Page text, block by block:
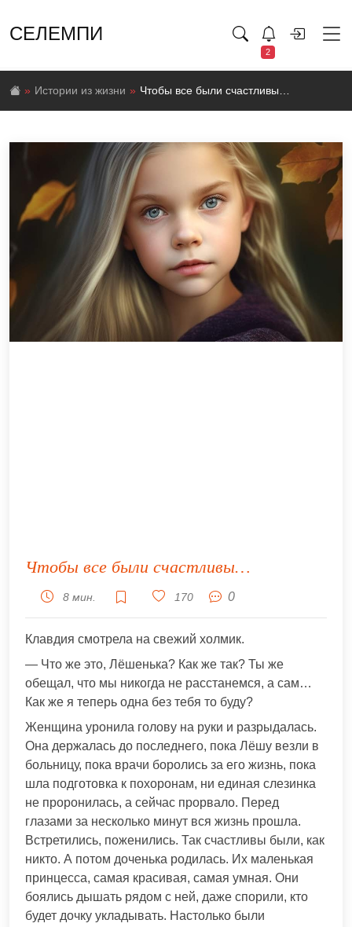
СЕЛЕМПИ
2
Истории из жизни Чтобы все были счастливы…
Чтобы все были счастливы…
8 мин. 170 0
Клавдия смотрела на свежий холмик.
— Что же это, Лёшенька? Как же так? Ты же
обещал, что мы никогда не расстанемся, а сам…
Как же я теперь одна без тебя то буду?
Женщина уронила голову на руки и разрыдалась.
Она держалась до последнего, пока Лёшу везли в
больницу, пока врачи боролись за его жизнь, пока
шла подготовка к похоронам, ни единая слезинка
не проронилась, а сейчас прорвало. Перед
глазами за несколько минут вся жизнь прошла.
Встретились, поженились. Так счастливы были, как
никто. А потом доченька родилась. Их маленькая
принцесса, самая красивая, самая умная. Они
боялись дышать рядом с ней, даже спорили, кто
будет дочку укладывать. Настолько были